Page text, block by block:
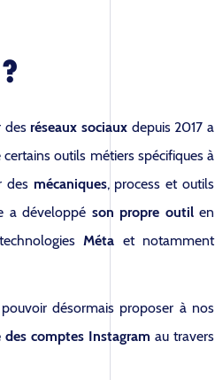
des réseaux sociaux depuis 2017 a
outils métiers spécifiques à
des mécaniques, process et outils
a développé son propre outilen
Méta et notamment
désormais proposer à nos
comptes Instagram au travers